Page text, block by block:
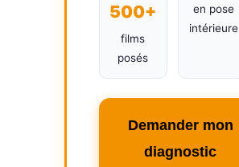
500+
films
posés
en pose
intérieure
Demander mon
diagnostic